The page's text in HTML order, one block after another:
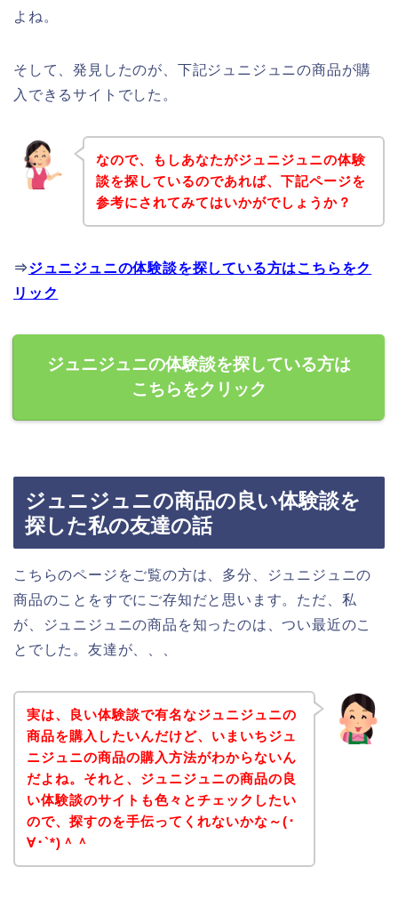
よね。
そして、発見したのが、下記ジュニジュニの商品が購
入できるサイトでした。
なので、もしあなたがジュニジュニの体験
談を探しているのであれば、下記ページを
参考にされてみてはいかがでしょうか？
⇒ジュニジュニの体験談を探している方はこちらをク
リック
ジュニジュニの体験談を探している方は
こちらをクリック
ジュニジュニの商品の良い体験談を
探した私の友達の話
こちらのページをご覧の方は、多分、ジュニジュニの
商品のことをすでにご存知だと思います。ただ、私
が、ジュニジュニの商品を知ったのは、つい最近のこ
とでした。友達が、、、
実は、良い体験談で有名なジュニジュニの
商品を購入したいんだけど、いまいちジュ
ニジュニの商品の購入方法がわからないん
だよね。それと、ジュニジュニの商品の良
い体験談のサイトも色々とチェックしたい
ので、探すのを手伝ってくれないかな～(･
∀･`*)＾＾